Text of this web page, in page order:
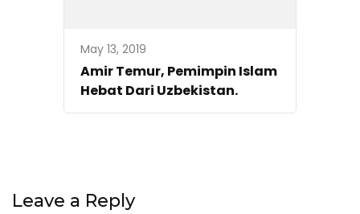
May 13, 2019
Amir Temur, Pemimpin Islam
Hebat Dari Uzbekistan.
Leave a Reply